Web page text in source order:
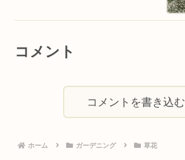
コメント
コメントを書き込む
ホーム ガーデニング 草花